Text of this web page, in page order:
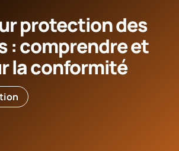
protection des
: comprendre et
la conformité